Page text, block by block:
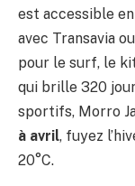
est accessible
avec Transavia
pour le surf, le
qui brille 320
sportifs, Morro
à avril, fuyez
20°C.